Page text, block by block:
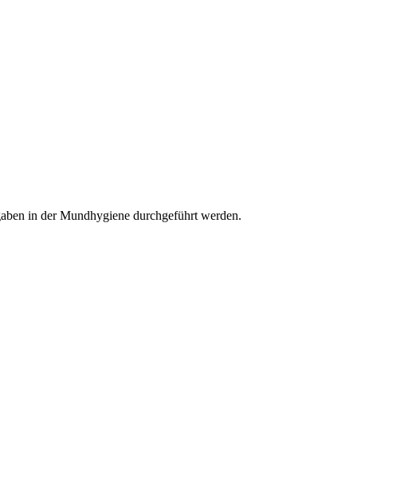
in der Mundhygiene durchgeführt werden.